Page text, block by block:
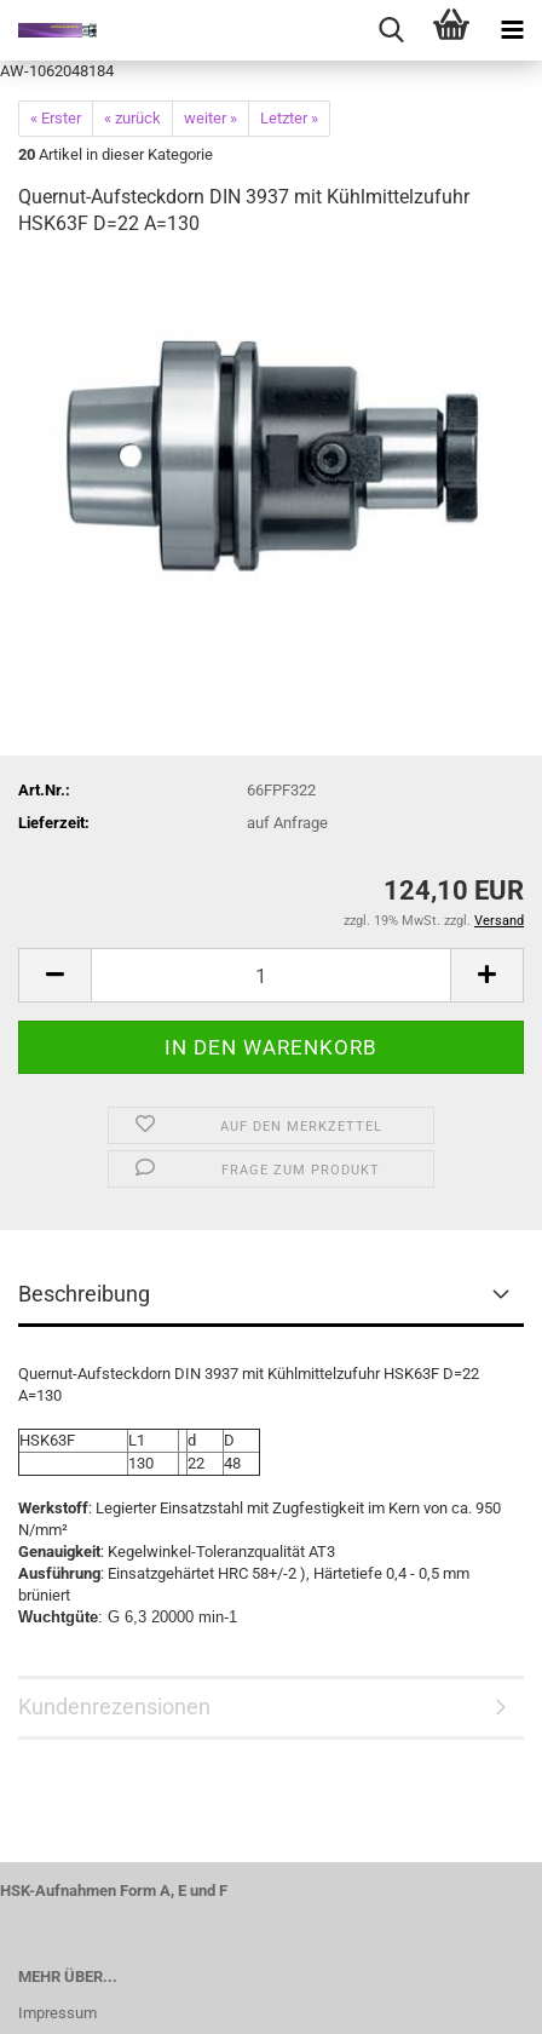
AW-1062048184
« Erster « zurück weiter »
Letzter »
20 Artikel in dieser Kategorie
Quernut-Aufsteckdorn DIN 3937 mit Kühlmittelzufuhr
HSK63F D=22 A=130
Art.Nr.:
66FPF322
Lieferzeit:
auf Anfrage
124,10 EUR
zzgl. 19% MwSt. zzgl. Versand
AUF DEN MERKZETTEL
FRAGE ZUM PRODUKT
Beschreibung
Quernut-Aufsteckdorn DIN 3937 mit Kühlmittelzufuhr HSK63F D=22
A=130
HSK63F L1 d
D
130
22 48
Werkstoff: Legierter Einsatzstahl mit Zugfestigkeit im Kern von ca. 950
N/mm²
Genauigkeit: Kegelwinkel-Toleranzqualität AT3
Ausführung: Einsatzgehärtet HRC 58+/-2 ), Härtetiefe 0,4 - 0,5 mm
brüniert
Wuchtgüte: G 6,3 20000 min-1
Kundenrezensionen
HSK-Aufnahmen Form A, E und F
MEHR ÜBER...
Impressum